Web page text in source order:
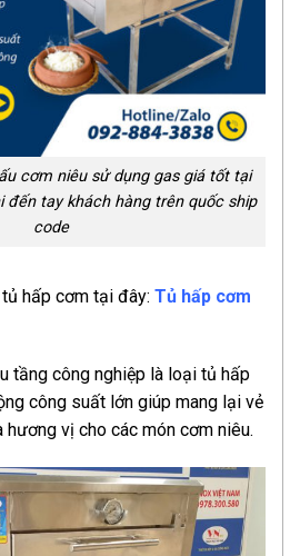
cơm niêu sử dụng gas giá tốt tại
đến tay khách hàng trên quốc ship
code
hấp cơm tại đây: Tủ hấp cơm
tầng công nghiệp là loại tủ hấp
công suất lớn giúp mang lại vẻ
hương vị cho các món cơm niêu.